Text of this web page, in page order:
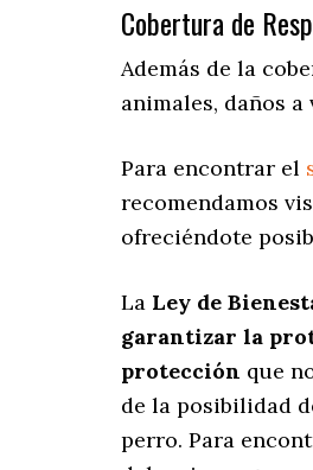
Cobertura de
Además de la
animales, daños
Para encontrar el
recomendamos
ofreciéndote
La Ley de
garantizar la
protección que
de la posibilidad
perro. Para